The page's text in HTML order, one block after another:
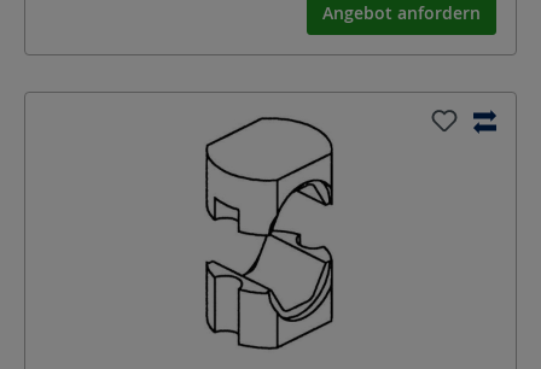
Angebot anfordern